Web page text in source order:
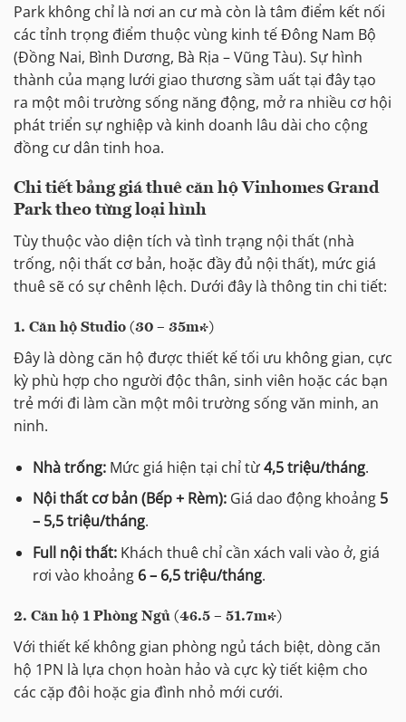
Park không chỉ là nơi an cư mà còn là tâm điểm kết nối
các tỉnh trọng điểm thuộc vùng kinh tế Đông Nam Bộ
(Đồng Nai, Bình Dương, Bà Rịa – Vũng Tàu). Sự hình
thành của mạng lưới giao thương sầm uất tại đây tạo
ra một môi trường sống năng động, mở ra nhiều cơ hội
phát triển sự nghiệp và kinh doanh lâu dài cho cộng
đồng cư dân tinh hoa.
Chi tiết bảng giá thuê căn hộ Vinhomes Grand
Park theo từng loại hình
Tùy thuộc vào diện tích và tình trạng nội thất (nhà
trống, nội thất cơ bản, hoặc đầy đủ nội thất), mức giá
thuê sẽ có sự chênh lệch. Dưới đây là thông tin chi tiết:
1. Căn hộ Studio (30 – 35m²)
Đây là dòng căn hộ được thiết kế tối ưu không gian, cực
kỳ phù hợp cho người độc thân, sinh viên hoặc các bạn
trẻ mới đi làm cần một môi trường sống văn minh, an
ninh.
Nhà trống:Mức giá hiện tại chỉ từ4,5 triệu/tháng.
Nội thất cơ bản (Bếp + Rèm):Giá dao động khoảng 5
– 5,5 triệu/tháng.
Full nội thất:Khách thuê chỉ cần xách vali vào ở, giá
rơi vào khoảng 6 – 6,5 triệu/tháng.
2. Căn hộ 1 Phòng Ngủ (46.5 – 51.7m²)
Với thiết kế không gian phòng ngủ tách biệt, dòng căn
hộ 1PN là lựa chọn hoàn hảo và cực kỳ tiết kiệm cho
các cặp đôi hoặc gia đình nhỏ mới cưới.